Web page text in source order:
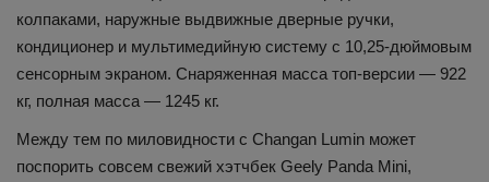
колпаками, наружные выдвижные дверные ручки,
кондиционер и мультимедийную систему с 10,25-дюймовым
сенсорным экраном. Снаряженная масса топ-версии — 922
кг, полная масса — 1245 кг.
Между тем по миловидности с Changan Lumin может
поспорить совсем свежий хэтчбек Geely Panda Mini,